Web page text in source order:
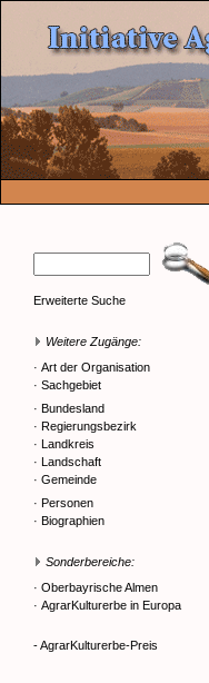
Erweiterte Suche
Weitere Zugänge:
· Art der Organisation
· Sachgebiet
· Bundesland
· Regierungsbezirk
· Landkreis
· Landschaft
· Gemeinde
· Personen
· Biographien
Sonderbereiche:
· Oberbayrische Almen
· AgrarKulturerbe in Europa
- AgrarKulturerbe-Preis